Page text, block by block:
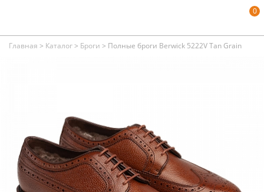
0
Главная > Каталог> Броги > Полные броги Berwick 5222V Tan Grain